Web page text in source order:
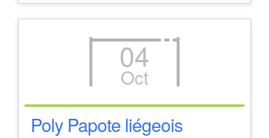
04
Oct
Poly Papote liégeois